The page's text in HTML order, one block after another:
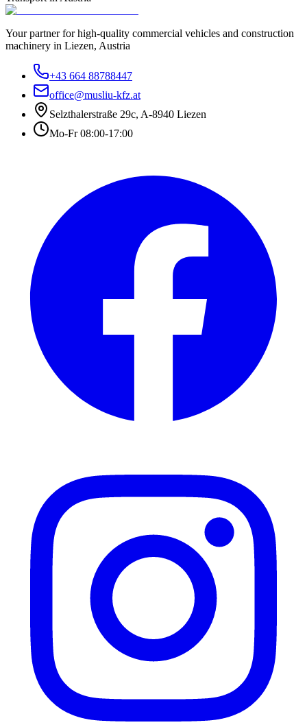
Your partner for high-quality commercial vehicles and construction
machinery in Liezen, Austria
+43 664 88788447
office@musliu-kfz.at
Selzthalerstraße 29c, A-8940 Liezen
Mo-Fr 08:00-17:00